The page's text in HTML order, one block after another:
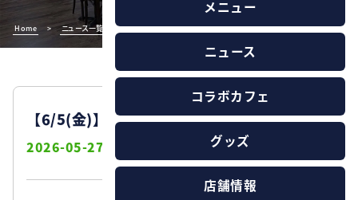
メニュー
ニュース
コラボカフェ
グッズ
店舗情報
Home > ニュース一覧 【6/5(金)】営業時間変更のお知らせ
【6/5(金)】営業時間変更のお知らせ
2026-05-27